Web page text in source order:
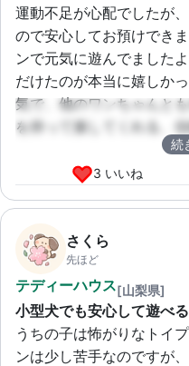
運動不足が心配でしたが
ので安心してお預けでき
ンで元気に遊んでました
だけたのが本当に嬉しか
気で、他のワンちゃんと
を持って接してくれる、
続
3 いいね
さくら
先ほど
テディーハウス[山梨県]
小型犬でも安心して遊べ
うちの子は怖がりなトイ
ンは少し苦手なのですが